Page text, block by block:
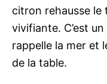
citron rehausse
vivifiante. C’est
rappelle la mer et
de la table.